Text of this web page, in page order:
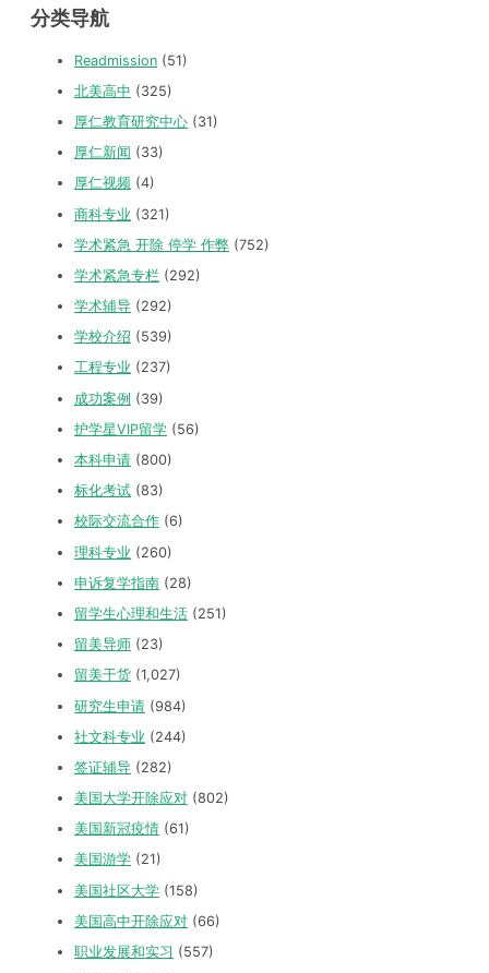
分类导航
Readmission (51)
北美高中 (325)
厚仁教育研究中心 (31)
厚仁新闻 (33)
厚仁视频 (4)
商科专业 (321)
学术紧急 开除 停学 作弊 (752)
学术紧急专栏 (292)
学术辅导 (292)
学校介绍 (539)
工程专业 (237)
成功案例 (39)
护学星VIP留学 (56)
本科申请 (800)
标化考试 (83)
校际交流合作 (6)
理科专业 (260)
申诉复学指南 (28)
留学生心理和生活 (251)
留美导师 (23)
留美干货 (1,027)
研究生申请 (984)
社文科专业 (244)
签证辅导 (282)
美国大学开除应对 (802)
美国新冠疫情 (61)
美国游学 (21)
美国社区大学 (158)
美国高中开除应对 (66)
职业发展和实习 (557)